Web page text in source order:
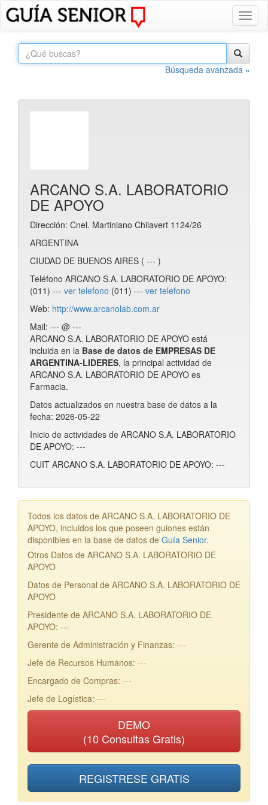
Búsqueda avanzada »
ARCANO S.A. LABORATORIO
DE APOYO
Dirección: Cnel. Martiniano Chilavert 1124/26
ARGENTINA
CIUDAD DE BUENOS AIRES ( --- )
Teléfono ARCANO S.A. LABORATORIO DE APOYO:
(011) --- ver telefono (011) --- ver telefono
Web: http://www.arcanolab.com.ar
Mail: --- @ ---
ARCANO S.A. LABORATORIO DE APOYO está
incluida en la Base de datos de EMPRESAS DE
ARGENTINA-LIDERES, la principal actividad de
ARCANO S.A. LABORATORIO DE APOYO es
Farmacia.
Datos actualizados en nuestra base de datos a la
fecha: 2026-05-22
Inicio de actividades de ARCANO S.A. LABORATORIO
DE APOYO: ---
CUIT ARCANO S.A. LABORATORIO DE APOYO: ---
Todos los datos de ARCANO S.A. LABORATORIO DE
APOYO, incluidos los que poseen guiones están
disponibles en la base de datos de Guía Senior.
Otros Datos de ARCANO S.A. LABORATORIO DE
APOYO
Datos de Personal de ARCANO S.A. LABORATORIO DE
APOYO
Presidente de ARCANO S.A. LABORATORIO DE
APOYO: ---
Gerente de Administración y Finanzas: ---
Jefe de Recursos Humanos: ---
Encargado de Compras: ---
Jefe de Logística: ---
DEMO
(10 Consultas Gratis)
REGISTRESE GRATIS